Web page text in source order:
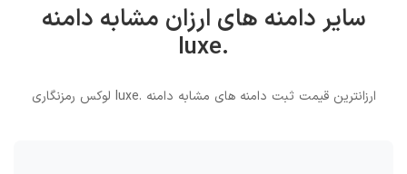
سایر دامنه های ارزان مشابه دامنه
.luxe
ارزانترین قیمت ثبت دامنه های مشابه دامنه .luxe لوکس رمزنگاری